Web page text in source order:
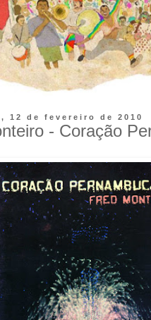
12 de fevereiro de 2010
- Coração